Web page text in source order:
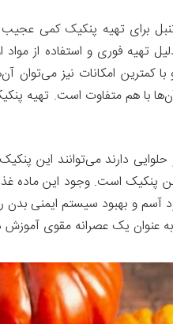
برای تهیه پنکیک کمی عجیب
تهیه فوری و استفاده از مواد
کمترین امکانات نیز می‌توان
آن‌ها با هم متفاوت است. تهیه
حلوایی دارند می‌توانند این
پنکیک است. وجود این ماده
و بهبود سیستم ایمنی بدن
به عنوان یک عصرانه مقوی